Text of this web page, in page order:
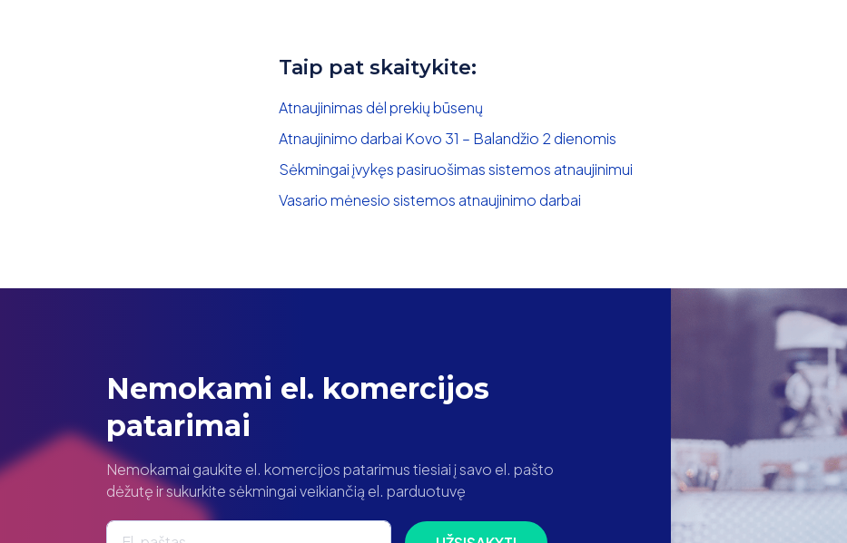
Taip pat skaitykite:
Atnaujinimas dėl prekių būsenų
Atnaujinimo darbai Kovo 31 – Balandžio 2 dienomis
Sėkmingai įvykęs pasiruošimas sistemos atnaujinimui
Vasario mėnesio sistemos atnaujinimo darbai
Nemokami el. komercijos
patarimai
Nemokamai gaukite el. komercijos patarimus tiesiai į savo el. pašto
dėžutę ir sukurkite sėkmingai veikiančią el. parduotuvę